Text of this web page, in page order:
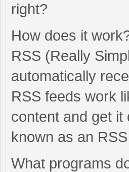
right?
How does it
RSS (Really
automatically
RSS feeds work
content and get
known as an
What programs